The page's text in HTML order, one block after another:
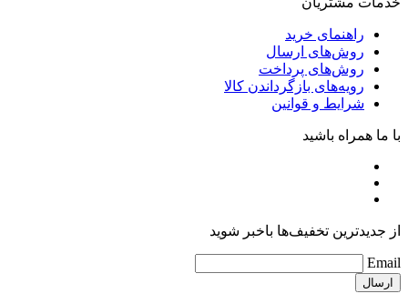
راهنمای خرید
روش‌های ارسال
روش‌های پرداخت
رویه‌های بازگرداندن کالا
شرایط و قوانین
با ما همراه باشید
از جدیدترین تخفیف‌ها باخبر شوید
Email